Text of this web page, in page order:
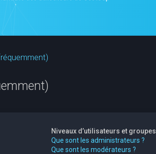
Niveaux d’utilisateurs et groupes
Que sont les administrateurs ?
Que sont les modérateurs ?